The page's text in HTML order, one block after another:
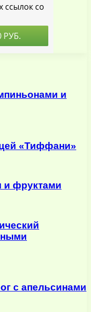
и
«Тиффани»
и фруктами
с апельсинами